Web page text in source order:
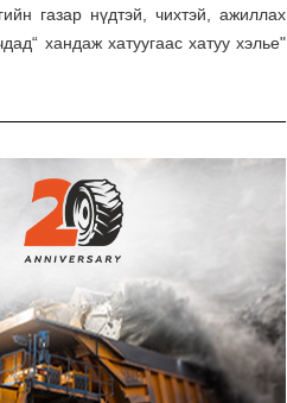
газар нүдтэй, чихтэй, ажиллах
хандаж хатуугаас хатуу хэлье"